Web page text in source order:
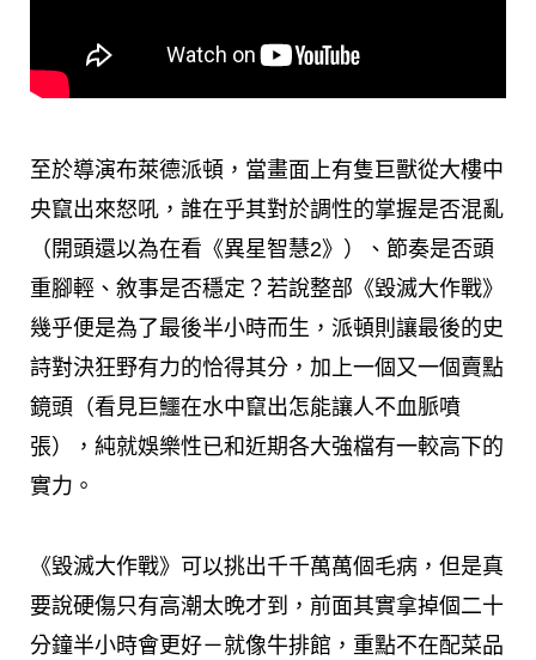
至於導演布萊德派頓，當畫面上有隻巨獸從大樓中
央竄出來怒吼，誰在乎其對於調性的掌握是否混亂
（開頭還以為在看《異星智慧2》）、節奏是否頭
重腳輕、敘事是否穩定？若說整部《毀滅大作戰》
幾乎便是為了最後半小時而生，派頓則讓最後的史
詩對決狂野有力的恰得其分，加上一個又一個賣點
鏡頭（看見巨鱷在水中竄出怎能讓人不血脈噴
張），純就娛樂性已和近期各大強檔有一較高下的
實力。
《毀滅大作戰》可以挑出千千萬萬個毛病，但是真
要說硬傷只有高潮太晚才到，前面其實拿掉個二十
分鐘半小時會更好－就像牛排館，重點不在配菜品